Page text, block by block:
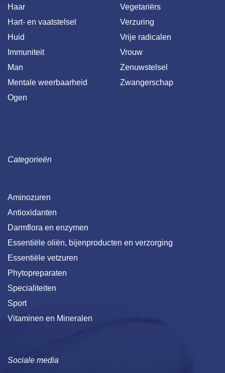
Haar
Hart- en vaatstelsel
Huid
Immuniteit
Man
Mentale weerbaarheid
Ogen
Vegetariërs
Verzuring
Vrije radicalen
Vrouw
Zenuwstelsel
Zwangerschap
Categorieën
Aminozuren
Antioxidanten
Darmflora en enzymen
Essentiële oliën, bijenproducten en verzorging
Essentiële vetzuren
Phytopreparaten
Specialiteiten
Sport
Vitaminen en Mineralen
Sociale media